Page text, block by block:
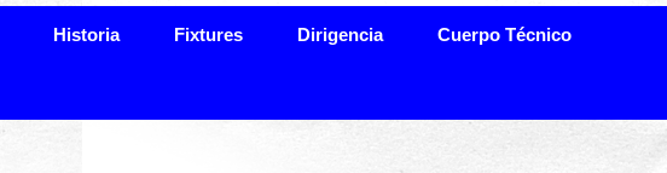
Historia Fixtures Dirigencia Cuerpo Técnico